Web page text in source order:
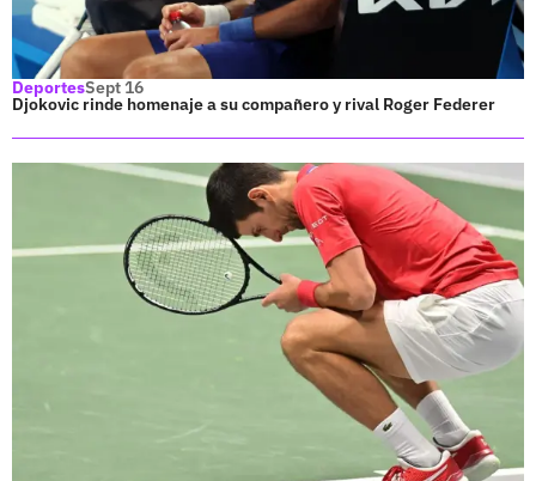
DeportesSept 16
Djokovic rinde homenaje a su compañero y rival Roger Federer